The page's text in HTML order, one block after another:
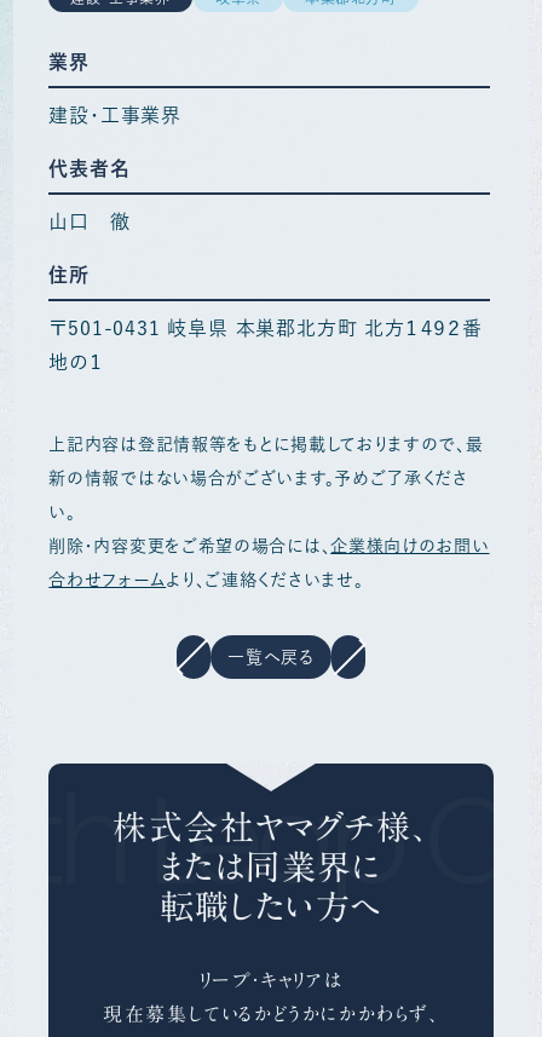
業界
建設・工事業界
代表者名
山口 徹
住所
〒501-0431 岐阜県 本巣郡北方町 北方１４９２番
地の１
上記内容は登記情報等をもとに掲載しておりますので、最
新の情報ではない場合がございます。予めご了承くださ
い。
削除・内容変更をご希望の場合には、企業様向けのお問い
合わせフォーム より、ご連絡くださいませ。
一覧へ戻る
Leap
株式会社ヤマグチ様、
または同業界に
転職したい方へ
リープ・キャリアは
現在募集しているかどうかにかかわらず、